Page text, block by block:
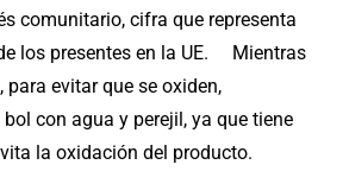
comunitario, cifra que representa
los presentes en la UE. ⁠⠀ Mientras
para evitar que se oxiden,
con agua y perejil, ya que tiene
la oxidación del producto.